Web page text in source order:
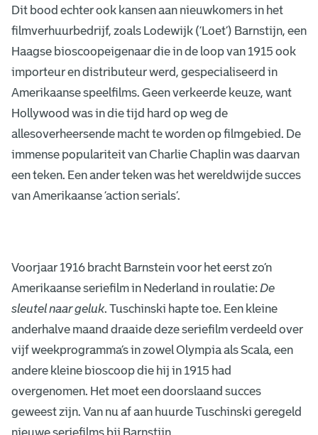
Dit bood echter ook kansen aan nieuwkomers in het
filmverhuurbedrijf, zoals Lodewijk (‘Loet’) Barnstijn, een
Haagse bioscoopeigenaar die in de loop van 1915 ook
importeur en distributeur werd, gespecialiseerd in
Amerikaanse speelfilms. Geen verkeerde keuze, want
Hollywood was in die tijd hard op weg de
allesoverheersende macht te worden op filmgebied. De
immense populariteit van Charlie Chaplin was daarvan
een teken. Een ander teken was het wereldwijde succes
van Amerikaanse ‘action serials’.
Voorjaar 1916 bracht Barnstein voor het eerst zo’n
Amerikaanse seriefilm in Nederland in roulatie:De
sleutel naar geluk. Tuschinski hapte toe. Een kleine
anderhalve maand draaide deze seriefilm verdeeld over
vijf weekprogramma’s in zowel Olympia als Scala, een
andere kleine bioscoop die hij in 1915 had
overgenomen. Het moet een doorslaand succes
geweest zijn. Van nu af aan huurde Tuschinski geregeld